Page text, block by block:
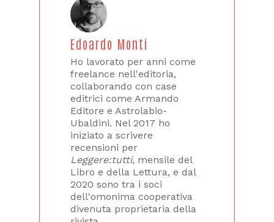
Edoardo Monti
Ho lavorato per anni come
freelance nell'editoria,
collaborando con case
editrici come Armando
Editore e Astrolabio-
Ubaldini. Nel 2017 ho
iniziato a scrivere
recensioni per
Leggere:tutti, mensile del
Libro e della Lettura, e dal
2020 sono tra i soci
dell'omonima cooperativa
divenuta proprietaria della